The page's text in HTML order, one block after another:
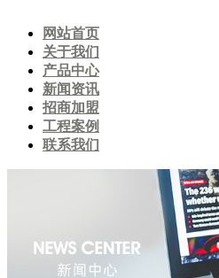
网站首页
关于我们
产品中心
新闻资讯
招商加盟
工程案例
联系我们